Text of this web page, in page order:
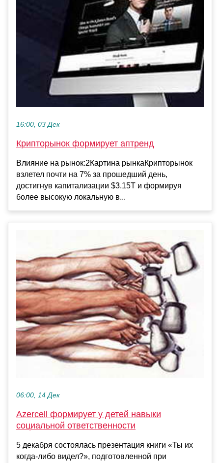
16:00, 03 Дек
Крипторынок формирует аптренд
Влияние на рынок:2Картина рынкаКрипторынок
взлетел почти на 7% за прошедший день,
достигнув капитализации $3.15T и формируя
более высокую локальную в...
06:00, 14 Дек
Azercell формирует у детей навыки
социальной ответственности
5 декабря состоялась презентация книги «Ты их
когда-либо видел?», подготовленной при